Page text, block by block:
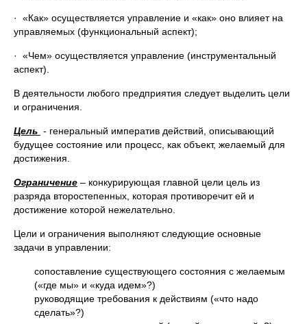
· «Как» осуществляется управление и «как» оно влияет на
управляемых (функциональный аспект);
· «Чем» осуществляется управление (инструментальный
аспект).
В деятельности любого предприятия следует выделить цели
и ограничения.
Цель - генеральный императив действий, описывающий
будущее состояние или процесс, как объект, желаемый для
достижения.
Ограничение – конкурирующая главной цели цель из
разряда второстепенных, которая противоречит ей и
достижение которой нежелательно.
Цели и ограничения выполняют следующие основные
задачи в управлении:
сопоставление существующего состояния с желаемым
(«где мы» и «куда идем»?)
руководящие требования к действиям («что надо
сделать»?)